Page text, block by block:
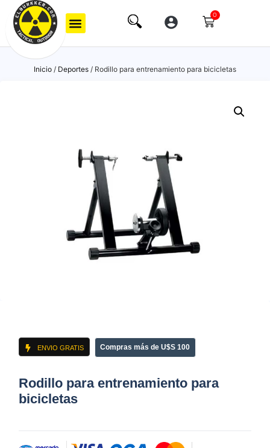
0
Inicio/ Deportes/ Rodillo para entrenamiento para bicicletas
ENVIO GRATIS Compras más de U$S 100
Rodillo para entrenamiento para
bicicletas